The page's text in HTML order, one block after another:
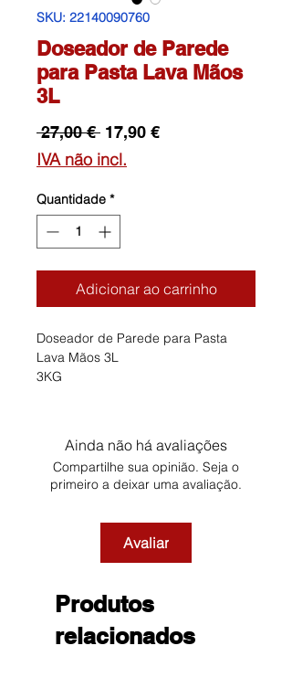
SKU: 22140090760
Doseador de Parede
para Pasta Lava Mãos
3L
27,00 € Preço
normal
17,90 €Preço
IVA não incl.
Quantidade *
Adicionar ao carrinho
Doseador de Parede para Pasta
Lava Mãos 3L
3KG
Ainda não há avaliações
Compartilhe sua opinião. Seja o
primeiro a deixar uma avaliação.
Avaliar
Produtos
relacionados